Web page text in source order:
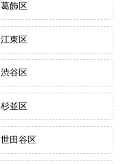
葛飾区
江東区
渋谷区
杉並区
世田谷区